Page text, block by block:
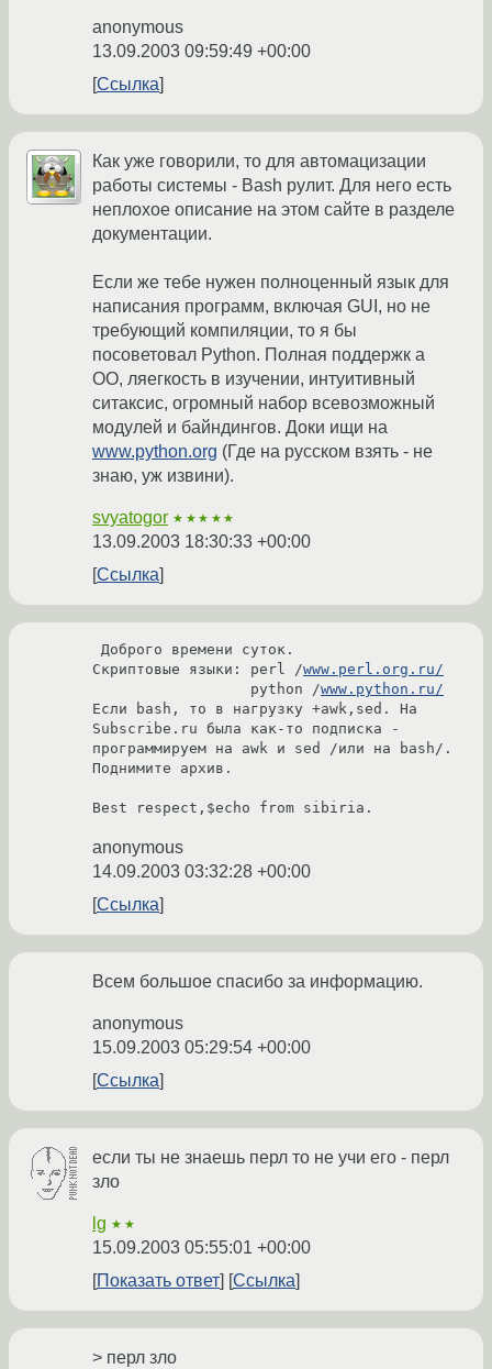
anonymous
13.09.2003 09:59:49 +00:00
Ссылка
Как уже говорили, то для автомацизации
работы системы - Bash рулит. Для него есть
неплохое описание на этом сайте в разделе
документации.
Если же тебе нужен полноценный язык для
написания программ, включая GUI, но не
требующий компиляции, то я бы
посоветовал Python. Полная поддержк а
OO, ляегкость в изучении, интуитивный
ситаксис, огромный набор всевозможный
модулей и байндингов. Доки ищи на
www.python.org (Где на русском взять - не
знаю, уж извини).
svyatogor ★★★★★
13.09.2003 18:30:33 +00:00
Ссылка
Скриптовые языки: perl /www.perl.org.ru/
                  python /
www.python.ru/
Если bash, то в нагрузку +awk,sed. На
Subscribe.ru была как-то подписка -
программируем на awk и sed /или на bash/.
Поднимите архив.
Best respect,$echo from sibiria.
anonymous
14.09.2003 03:32:28 +00:00
Ссылка
Всем большое спасибо за информацию.
anonymous
15.09.2003 05:29:54 +00:00
Ссылка
если ты не знаешь перл то не учи его - перл
зло
lg ★★
15.09.2003 05:55:01 +00:00
Показать ответ
Ссылка
> перл зло